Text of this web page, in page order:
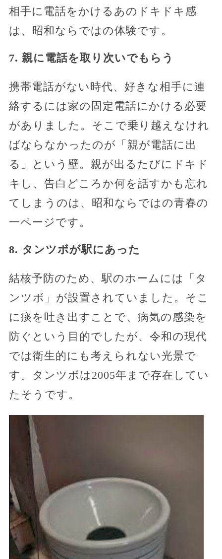
相手に電話をかけるあのドキドキ感
は、昭和ならではの体験です。
7. 親に電話を取り次いでもらう
携帯電話がない時代、好きな相手に連
絡するには家の固定電話にかける必要
がありました。そこで乗り越えなけれ
ばならなかったのが「親が電話に出
る」という壁。親が出るたびにドキド
キし、告白どころか何を話すかも忘れ
てしまうのは、昭和ならではの青春の
一ページです。
8. タンツボが駅にあった
結核予防のため、駅のホームには「タ
ンツボ」が設置されていました。そこ
に痰を吐き出すことで、病気の感染を
防ぐという目的でしたが、令和の現代
では衛生的にも考えられない光景で
す。タンツボは2005年まで存在してい
たそうです。